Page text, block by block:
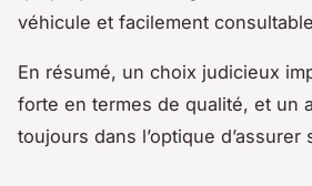
véhicule et facilement
En résumé, un choix judicieux
forte en termes de qualité, et un
toujours dans l’optique